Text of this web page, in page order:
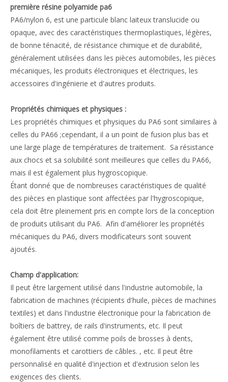
première résine polyamide pa6
PA6/nylon 6, est une particule blanc laiteux translucide ou
opaque, avec des caractéristiques thermoplastiques, légères,
de bonne ténacité, de résistance chimique et de durabilité,
généralement utilisées dans les pièces automobiles, les pièces
mécaniques, les produits électroniques et électriques, les
accessoires d'ingénierie et d'autres produits.
Propriétés chimiques et physiques :
Les propriétés chimiques et physiques du PA6 sont similaires à
celles du PA66 ;cependant, il a un point de fusion plus bas et
une large plage de températures de traitement. Sa résistance
aux chocs et sa solubilité sont meilleures que celles du PA66,
mais il est également plus hygroscopique.
Étant donné que de nombreuses caractéristiques de qualité
des pièces en plastique sont affectées par l'hygroscopique,
cela doit être pleinement pris en compte lors de la conception
de produits utilisant du PA6. Afin d'améliorer les propriétés
mécaniques du PA6, divers modificateurs sont souvent
ajoutés.
Champ d'application:
Il peut être largement utilisé dans l'industrie automobile, la
fabrication de machines (récipients d'huile, pièces de machines
textiles) et dans l'industrie électronique pour la fabrication de
boîtiers de battrey, de rails d'instruments, etc. Il peut
également être utilisé comme poils de brosses à dents,
monofilaments et carottiers de câbles. , etc. Il peut être
personnalisé en qualité d'injection et d'extrusion selon les
exigences des clients.